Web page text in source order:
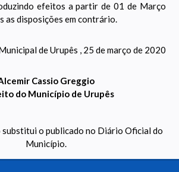
efeitos a partir de 01 de Março
as disposições em contrário.
de Urupês , 25 de março de 2020
Cassio Greggio
do Município de Urupês
o publicado no Diário Oficial do
Município.